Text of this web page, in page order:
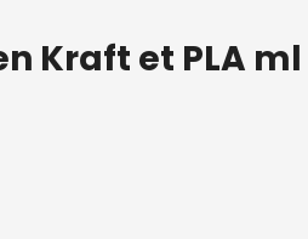
Kraft et PLA ml